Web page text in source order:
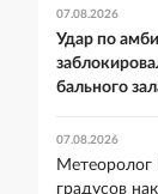
07.08.2026
Удар по
бального
07.08.2026
градусов